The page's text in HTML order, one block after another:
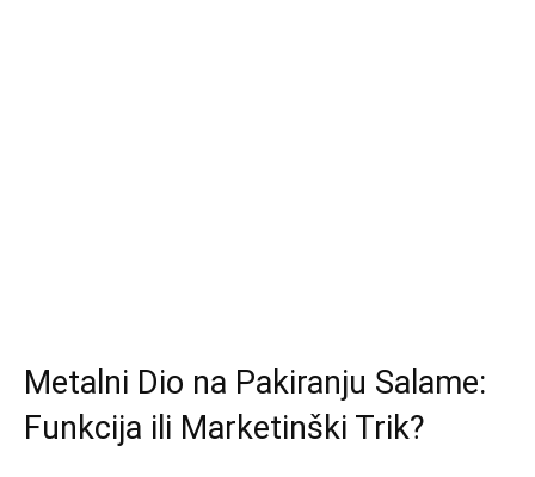
Metalni Dio na Pakiranju Salame:
Funkcija ili Marketinški Trik?